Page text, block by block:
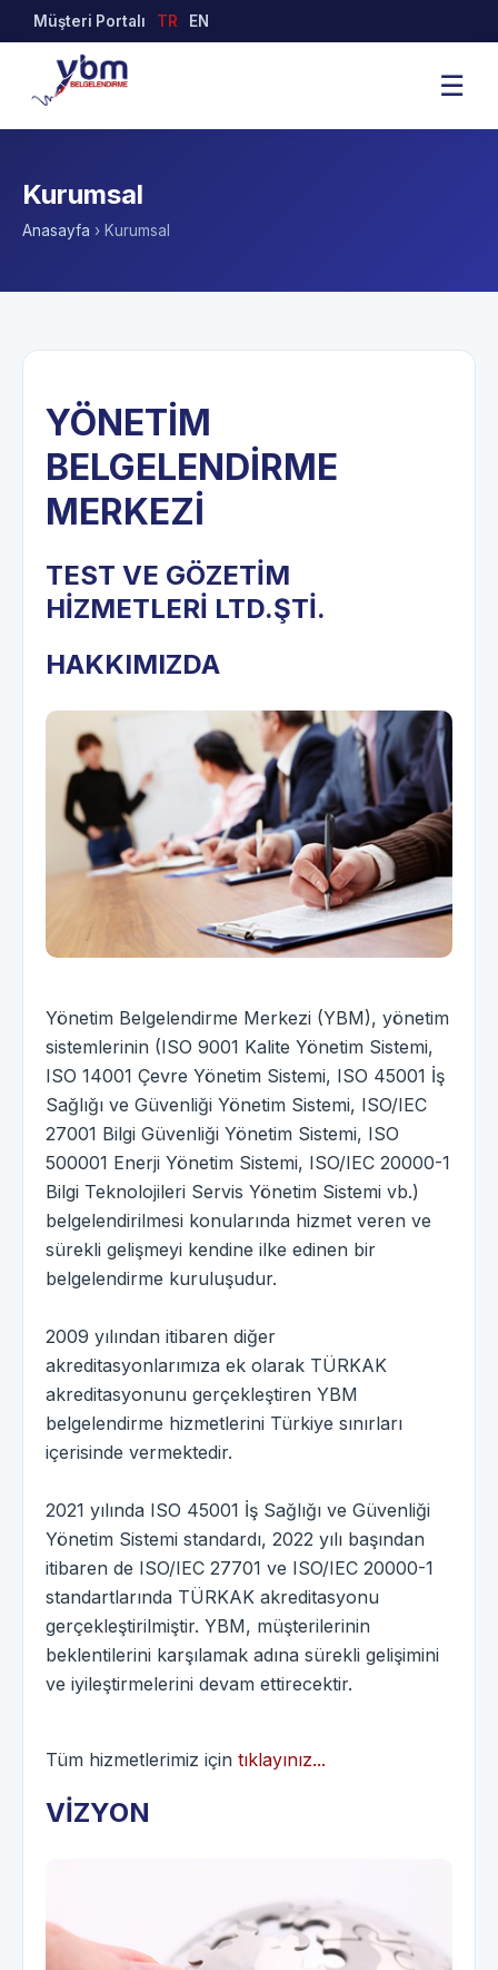
Müşteri Portalı TR EN
☰
Kurumsal
Anasayfa › Kurumsal
YÖNETİM
BELGELENDİRME
MERKEZİ
TEST VE GÖZETİM
HİZMETLERİ LTD.ŞTİ.
HAKKIMIZDA
Yönetim Belgelendirme Merkezi (YBM), yönetim
sistemlerinin (ISO 9001 Kalite Yönetim Sistemi,
ISO 14001 Çevre Yönetim Sistemi, ISO 45001 İş
Sağlığı ve Güvenliği Yönetim Sistemi, ISO/IEC
27001 Bilgi Güvenliği Yönetim Sistemi, ISO
500001 Enerji Yönetim Sistemi, ISO/IEC 20000-1
Bilgi Teknolojileri Servis Yönetim Sistemi vb.)
belgelendirilmesi konularında hizmet veren ve
sürekli gelişmeyi kendine ilke edinen bir
belgelendirme kuruluşudur.
2009 yılından itibaren diğer
akreditasyonlarımıza ek olarak TÜRKAK
akreditasyonunu gerçekleştiren YBM
belgelendirme hizmetlerini Türkiye sınırları
içerisinde vermektedir.
2021 yılında ISO 45001 İş Sağlığı ve Güvenliği
Yönetim Sistemi standardı, 2022 yılı başından
itibaren de ISO/IEC 27701 ve ISO/IEC 20000-1
standartlarında TÜRKAK akreditasyonu
gerçekleştirilmiştir. YBM, müşterilerinin
beklentilerini karşılamak adına sürekli gelişimini
ve iyileştirmelerini devam ettirecektir.
Tüm hizmetlerimiz için tıklayınız...
VİZYON